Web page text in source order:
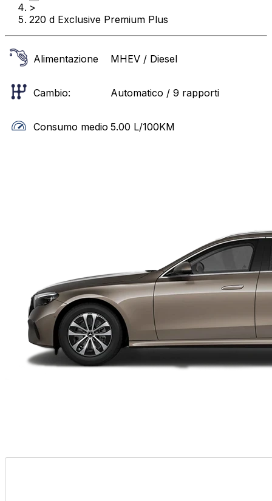
>
220 d Exclusive Premium Plus
Alimentazione MHEV / Diesel
Cambio: Automatico / 9 rapporti
Consumo medio 5.00 L/100KM